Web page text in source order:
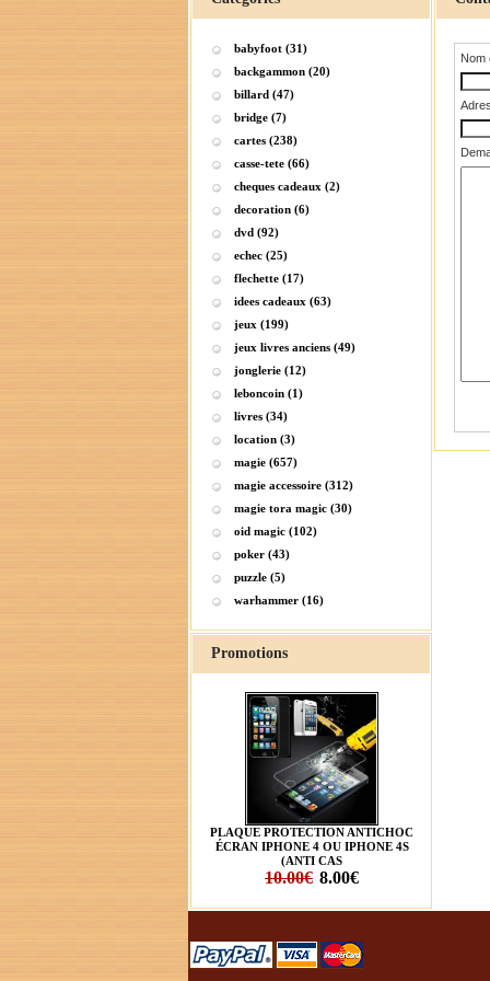
babyfoot (31)
backgammon (20)
billard (47)
bridge (7)
cartes (238)
casse-tete (66)
cheques cadeaux (2)
decoration (6)
dvd (92)
echec (25)
flechette (17)
idees cadeaux (63)
jeux (199)
jeux livres anciens (49)
jonglerie (12)
leboncoin (1)
livres (34)
location (3)
magie (657)
magie accessoire (312)
magie tora magic (30)
oid magic (102)
poker (43)
puzzle (5)
warhammer (16)
Promotions
PLAQUE PROTECTION ANTICHOC
ÉCRAN IPHONE 4 OU IPHONE 4S
(ANTI CAS
10.00€ 8.00€
Nom